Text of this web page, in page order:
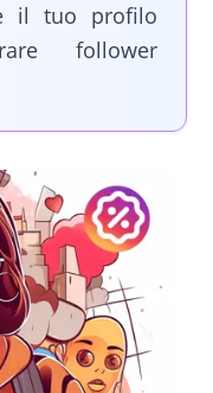
il tuo profilo
follower